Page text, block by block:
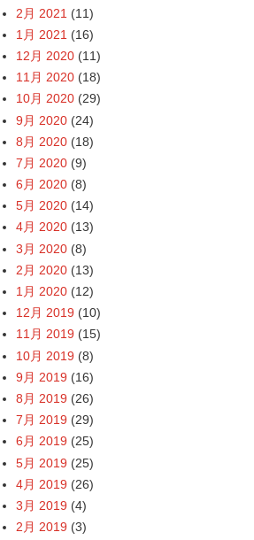
2月 2021 (11)
1月 2021 (16)
12月 2020 (11)
11月 2020 (18)
10月 2020 (29)
9月 2020 (24)
8月 2020 (18)
7月 2020 (9)
6月 2020 (8)
5月 2020 (14)
4月 2020 (13)
3月 2020 (8)
2月 2020 (13)
1月 2020 (12)
12月 2019 (10)
11月 2019 (15)
10月 2019 (8)
9月 2019 (16)
8月 2019 (26)
7月 2019 (29)
6月 2019 (25)
5月 2019 (25)
4月 2019 (26)
3月 2019 (4)
2月 2019 (3)